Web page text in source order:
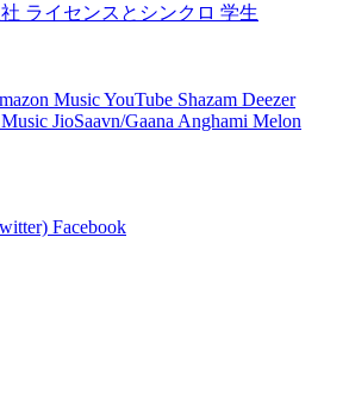
ライセンスとシンクロ 学生
MusicYouTube Shazam Deezer
JioSaavn/Gaana Anghami Melon
Facebook